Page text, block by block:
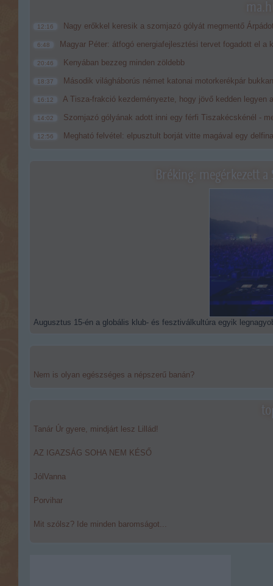
12:16 Nagy erőkkel keresik a szomjazó gólyát megmentő
6:48 Magyar Péter: átfogó energiafejlesztési tervet fogadott el a
20:46 Kenyában bezzeg minden zöldebb
18:37 Második világháborús német katonai motorkerékpár
16:12 A Tisza-frakció kezdeményezte, hogy jövő kedden legyen
14:02 Szomjazó gólyának adott inni egy férfi Tiszakécskénél -
12:56 Megható felvétel: elpusztult borját vitte magával egy
Bréking: megérkezett
Augusztus 15-én a globális klub- és fesztiválkultúra egyik
Nem is olyan egészséges a népszerű banán?
Tanár Úr gyere, mindjárt lesz Lillád!
AZ IGAZSÁG SOHA NEM KÉSŐ
JólVanna
Porvihar
Mit szólsz? Ide minden baromságot...